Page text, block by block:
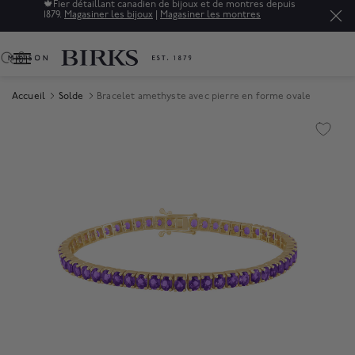
🍁 Fier détaillant canadien de bijoux et de montres depuis
1879. Magasiner les bijoux Magasiner les montres
0
Accueil Solde Bracelet amethyste avec pierre en forme ovale